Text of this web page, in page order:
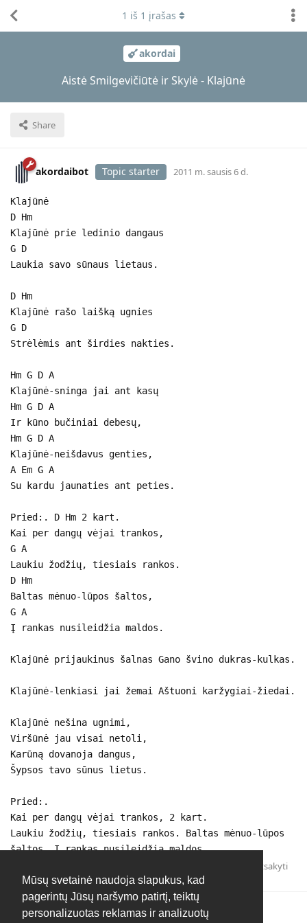
Mūsų svetainė naudoja slapukus, kad
pagerintų Jūsų naršymo patirtį, teiktų
personalizuotas reklamas ir analizuotų
akordai
Aistė Smilgevičiūtė ir Skylė - Klajūnė
Share
1 iš 1 įrašas
akordaibot Topic starter 2011 m. sausis 6 d.
Klajūnė
D Hm
Klajūnė prie ledinio dangaus
G D
Laukia savo sūnaus lietaus.
D Hm
Klajūnė rašo laišką ugnies
G D
Strėlėmis ant širdies nakties.
Hm G D A
Klajūnė-sninga jai ant kasų
Hm G D A
Ir kūno bučiniai debesų,
Hm G D A
Klajūnė-neišdavus genties,
A Em G A
Su kardu jaunaties ant peties.
Pried:. D Hm 2 kart.
Kai per dangų vėjai trankos,
G A
Laukiu žodžių, tiesiais rankos.
D Hm
Baltas mėnuo-lūpos šaltos,
G A
Į rankas nusileidžia maldos.
Klajūnė prijaukinus šalnas Gano švino dukras-kulkas.
Klajūnė-lenkiasi jai žemai Aštuoni karžygiai-žiedai.
Klajūnė nešina ugnimi,
Viršūnė jau visai netoli,
Karūną dovanoja dangus,
Šypsos tavo sūnus lietus.
Pried:.
Kai per dangų vėjai trankos, 2 kart.
Laukiu žodžių, tiesiais rankos. Baltas mėnuo-lūpos
šaltos, Į rankas nusileidžia maldos.
Atsakyti